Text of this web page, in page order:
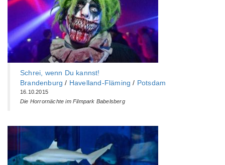
Schrei, wenn Du kannst!
Brandenburg / Havelland-Fläming / Potsdam
16.10.2015
Die Horrornächte im Filmpark Babelsberg